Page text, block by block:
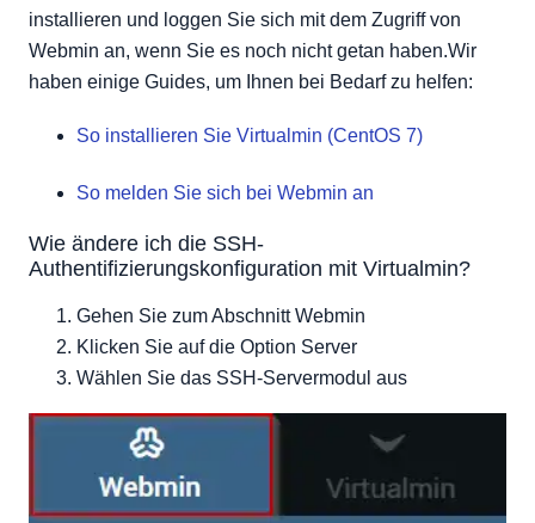
installieren und loggen Sie sich mit dem Zugriff von
Webmin an, wenn Sie es noch nicht getan haben.Wir
haben einige Guides, um Ihnen bei Bedarf zu helfen:
So installieren Sie Virtualmin (CentOS 7)
So melden Sie sich bei Webmin an
Wie ändere ich die SSH-
Authentifizierungskonfiguration mit Virtualmin?
Gehen Sie zum Abschnitt Webmin
Klicken Sie auf die Option Server
Wählen Sie das SSH-Servermodul aus